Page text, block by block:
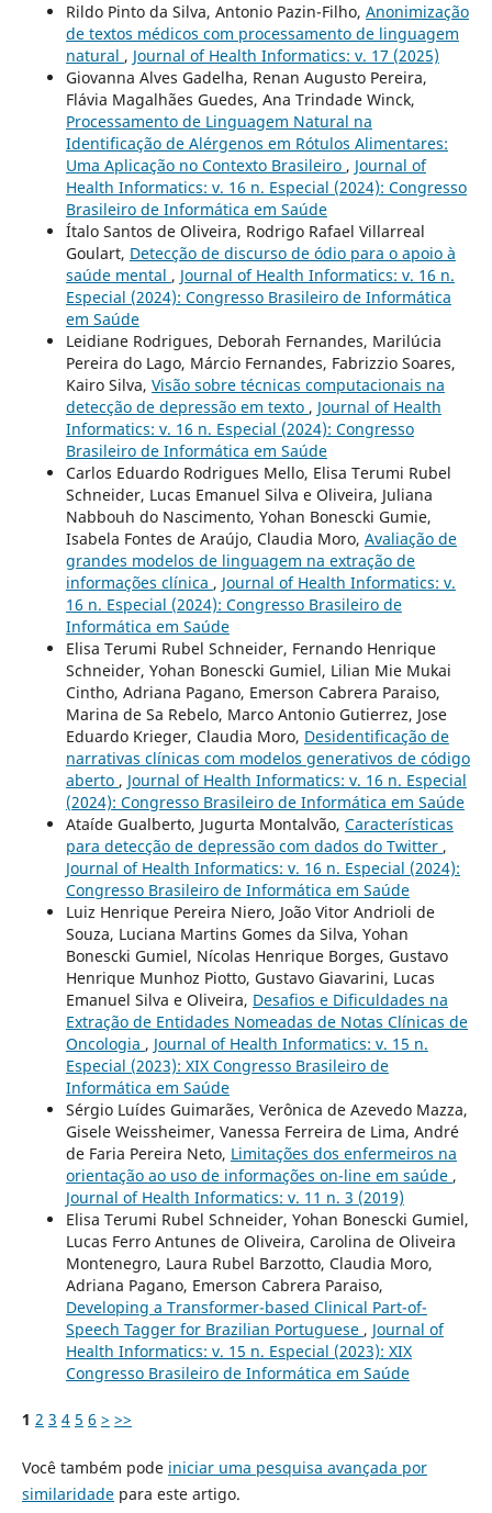
Rildo Pinto da Silva, Antonio Pazin-Filho, Anonimização
de textos médicos com processamento de linguagem
natural , Journal of Health Informatics: v. 17 (2025)
Giovanna Alves Gadelha, Renan Augusto Pereira,
Flávia Magalhães Guedes, Ana Trindade Winck,
Processamento de Linguagem Natural na
Identificação de Alérgenos em Rótulos Alimentares:
Uma Aplicação no Contexto Brasileiro , Journal of
Health Informatics: v. 16 n. Especial (2024): Congresso
Brasileiro de Informática em Saúde
Ítalo Santos de Oliveira, Rodrigo Rafael Villarreal
Goulart, Detecção de discurso de ódio para o apoio à
saúde mental , Journal of Health Informatics: v. 16 n.
Especial (2024): Congresso Brasileiro de Informática
em Saúde
Leidiane Rodrigues, Deborah Fernandes, Marilúcia
Pereira do Lago, Márcio Fernandes, Fabrizzio Soares,
Kairo Silva, Visão sobre técnicas computacionais na
detecção de depressão em texto , Journal of Health
Informatics: v. 16 n. Especial (2024): Congresso
Brasileiro de Informática em Saúde
Carlos Eduardo Rodrigues Mello, Elisa Terumi Rubel
Schneider, Lucas Emanuel Silva e Oliveira, Juliana
Nabbouh do Nascimento, Yohan Bonescki Gumie,
Isabela Fontes de Araújo, Claudia Moro, Avaliação de
grandes modelos de linguagem na extração de
informações clínica , Journal of Health Informatics: v.
16 n. Especial (2024): Congresso Brasileiro de
Informática em Saúde
Elisa Terumi Rubel Schneider, Fernando Henrique
Schneider, Yohan Bonescki Gumiel, Lilian Mie Mukai
Cintho, Adriana Pagano, Emerson Cabrera Paraiso,
Marina de Sa Rebelo, Marco Antonio Gutierrez, Jose
Eduardo Krieger, Claudia Moro, Desidentificação de
narrativas clínicas com modelos generativos de código
aberto , Journal of Health Informatics: v. 16 n. Especial
(2024): Congresso Brasileiro de Informática em Saúde
Ataíde Gualberto, Jugurta Montalvão, Características
para detecção de depressão com dados do Twitter ,
Journal of Health Informatics: v. 16 n. Especial (2024):
Congresso Brasileiro de Informática em Saúde
Luiz Henrique Pereira Niero, João Vitor Andrioli de
Souza, Luciana Martins Gomes da Silva, Yohan
Bonescki Gumiel, Nícolas Henrique Borges, Gustavo
Henrique Munhoz Piotto, Gustavo Giavarini, Lucas
Emanuel Silva e Oliveira, Desafios e Dificuldades na
Extração de Entidades Nomeadas de Notas Clínicas de
Oncologia , Journal of Health Informatics: v. 15 n.
Especial (2023): XIX Congresso Brasileiro de
Informática em Saúde
Sérgio Luídes Guimarães, Verônica de Azevedo Mazza,
Gisele Weissheimer, Vanessa Ferreira de Lima, André
de Faria Pereira Neto, Limitações dos enfermeiros na
orientação ao uso de informações on-line em saúde ,
Journal of Health Informatics: v. 11 n. 3 (2019)
Elisa Terumi Rubel Schneider, Yohan Bonescki Gumiel,
Lucas Ferro Antunes de Oliveira, Carolina de Oliveira
Montenegro, Laura Rubel Barzotto, Claudia Moro,
Adriana Pagano, Emerson Cabrera Paraiso,
Developing a Transformer-based Clinical Part-of-
Speech Tagger for Brazilian Portuguese , Journal of
Health Informatics: v. 15 n. Especial (2023): XIX
Congresso Brasileiro de Informática em Saúde
1 2 3 4 5 6 > >>
Você também pode iniciar uma pesquisa avançada por
similaridadepara este artigo.